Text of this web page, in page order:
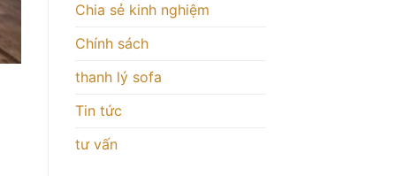
Chia sẻ kinh nghiệm
Chính sách
thanh lý sofa
Tin tức
tư vấn